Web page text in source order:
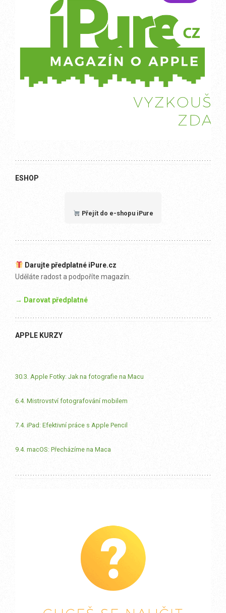
ESHOP
Přejít do e-shopu iPure
Darujte předplatné iPure.cz
Uděláte radost a podpoříte magazín.
→ Darovat předplatné
APPLE KURZY
30.3. Apple Fotky: Jak na fotografie na Macu
6.4. Mistrovství fotografování mobilem
7.4. iPad: Efektivní práce s Apple Pencil
9.4. macOS: Přecházíme na Maca